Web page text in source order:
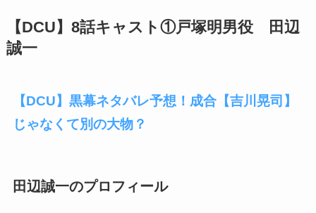
【DCU】8話キャスト①戸塚明男役 田辺
誠一
【DCU】黒幕ネタバレ予想！成合【吉川晃司】
じゃなくて別の大物？
田辺誠一のプロフィール